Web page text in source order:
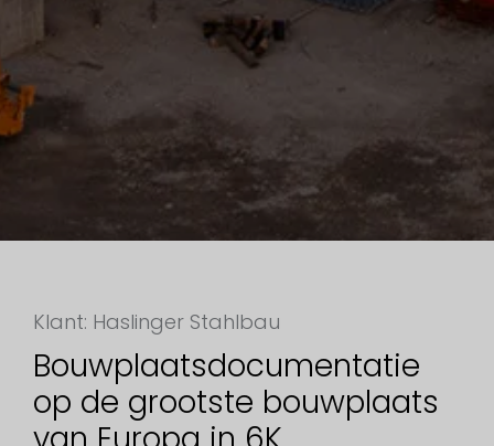
Klant: Haslinger Stahlbau
Bouwplaatsdocumentatie
op de grootste bouwplaats